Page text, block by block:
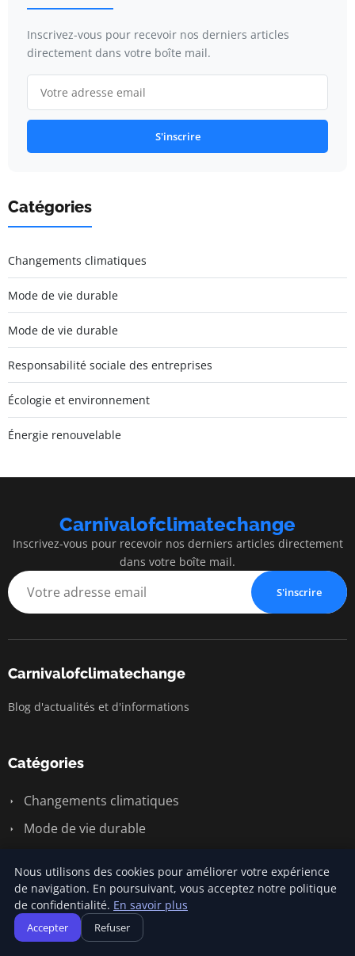
Inscrivez-vous pour recevoir nos derniers articles
directement dans votre boîte mail.
S'inscrire
Catégories
Changements climatiques
Mode de vie durable
Mode de vie durable
Responsabilité sociale des entreprises
Écologie et environnement
Énergie renouvelable
Carnivalofclimatechange
Inscrivez-vous pour recevoir nos derniers articles directement
dans votre boîte mail.
S'inscrire
Carnivalofclimatechange
Blog d'actualités et d'informations
Catégories
Changements climatiques
Mode de vie durable
Responsabilité sociale des entreprises
Écologie et environnement
Énergie renouvelable
Nous utilisons des cookies pour améliorer votre expérience
de navigation. En poursuivant, vous acceptez notre politique
de confidentialité. En savoir plus
Accepter Refuser